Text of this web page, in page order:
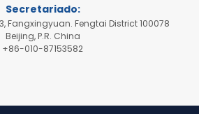
Secretariado:
Fangxingyuan. Fengtai District 100078
Beijing, P.R. China
+86-010-87153582